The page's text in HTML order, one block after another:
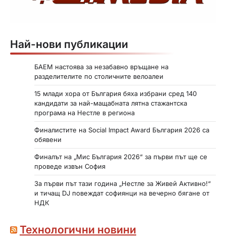
Най-нови публикации
БАЕМ настоява за незабавно връщане на
разделителите по столичните велоалеи
15 млади хора от България бяха избрани сред 140
кандидати за най-мащабната лятна стажантска
програма на Нестле в региона
Финалистите на Social Impact Award България 2026 са
обявени
Финалът на „Мис България 2026“ за първи път ще се
проведе извън София
За първи път тази година „Нестле за Живей Активно!“
и тичащ DJ повеждат софиянци на вечерно бягане от
НДК
Технологични новини